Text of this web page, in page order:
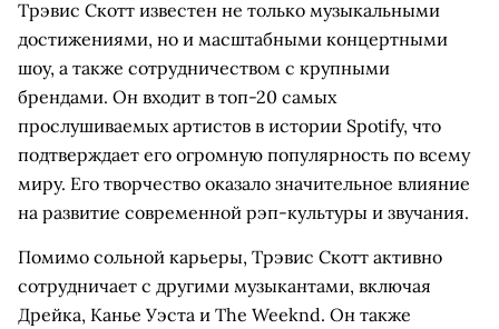
Трэвис Скотт известен не только музыкальными
достижениями, но и масштабными концертными
шоу, а также сотрудничеством с крупными
брендами. Он входит в топ-20 самых
прослушиваемых артистов в истории Spotify, что
подтверждает его огромную популярность по всему
миру. Его творчество оказало значительное влияние
на развитие современной рэп-культуры и звучания.
Помимо сольной карьеры, Трэвис Скотт активно
сотрудничает с другими музыкантами, включая
Дрейка, Канье Уэста и The Weeknd. Он также